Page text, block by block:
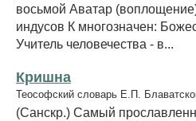
восьмой Аватар
индусов К многозначен:
Учитель человечества - в...
Кришна
Теософский словарь Е.П.
(Санскр.) Самый